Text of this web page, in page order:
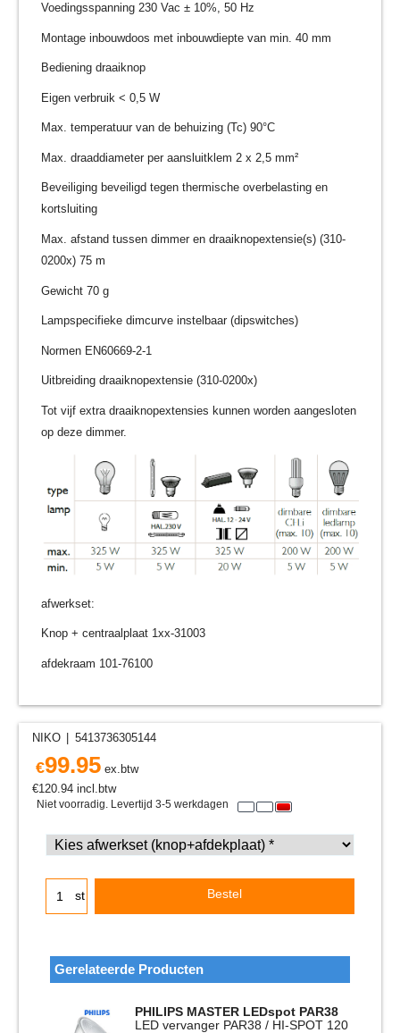
Voedingsspanning 230 Vac ± 10%, 50 Hz
Montage inbouwdoos met inbouwdiepte van min. 40 mm
Bediening draaiknop
Eigen verbruik < 0,5 W
Max. temperatuur van de behuizing (Tc) 90°C
Max. draaddiameter per aansluitklem 2 x 2,5 mm²
Beveiliging beveiligd tegen thermische overbelasting en
kortsluiting
Max. afstand tussen dimmer en draaiknopextensie(s) (310-
0200x) 75 m
Gewicht 70 g
Lampspecifieke dimcurve instelbaar (dipswitches)
Normen EN60669-2-1
Uitbreiding draaiknopextensie (310-0200x)
Tot vijf extra draaiknopextensies kunnen worden aangesloten
op deze dimmer.
afwerkset:
Knop + centraalplaat 1xx-31003
afdekraam 101-76100
NIKO 5413736305144
€99.95 ex.btw
€120.94 incl.btw
Niet voorradig. Levertijd 3-5 werkdagen
st Bestel
Gerelateerde Producten
PHILIPS MASTER LEDspot PAR38
LED vervanger PAR38 / HI-SPOT 120